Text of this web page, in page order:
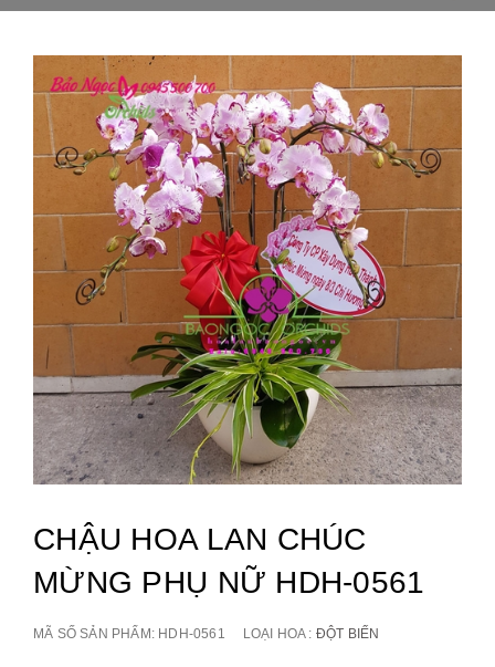
CHẬU HOA LAN CHÚC
MỪNG PHỤ NỮ HDH-0561
MÃ SỐ SẢN PHẨM: HDH-0561 LOẠI HOA : ĐỘT BIẾN